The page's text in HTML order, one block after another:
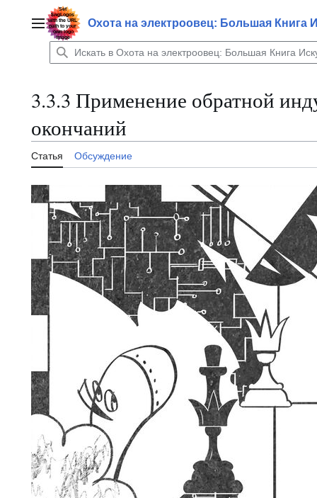
содержаниюГлавное менюОхота на электроовец: Большая Книга
3.3.3 Применение обратной
окончаний
Статья Обсуждение